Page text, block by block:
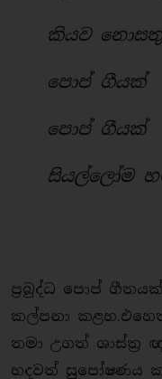
කියව
පොප් ගීයක්
පොප් ගීයක්
සියල්ලෝම
ප්‍රබුද්ධ පොප්
කල්පනා
තමා උගත් ශාස්ත්‍ර
හදවත් සුපෝෂණය